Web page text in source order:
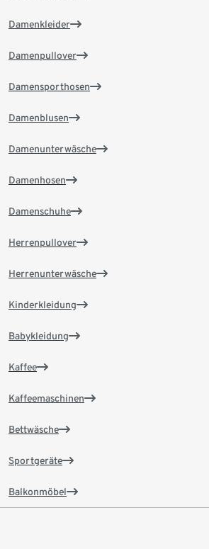
Damenkleider
Damenpullover
Damensporthosen
Damenblusen
Damenunterwäsche
Damenhosen
Damenschuhe
Herrenpullover
Herrenunterwäsche
Kinderkleidung
Babykleidung
Kaffee
Kaffeemaschinen
Bettwäsche
Sportgeräte
Balkonmöbel